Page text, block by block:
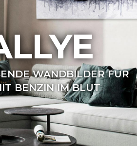
WANDBILDER FÜR
BENZIN IM BLUT